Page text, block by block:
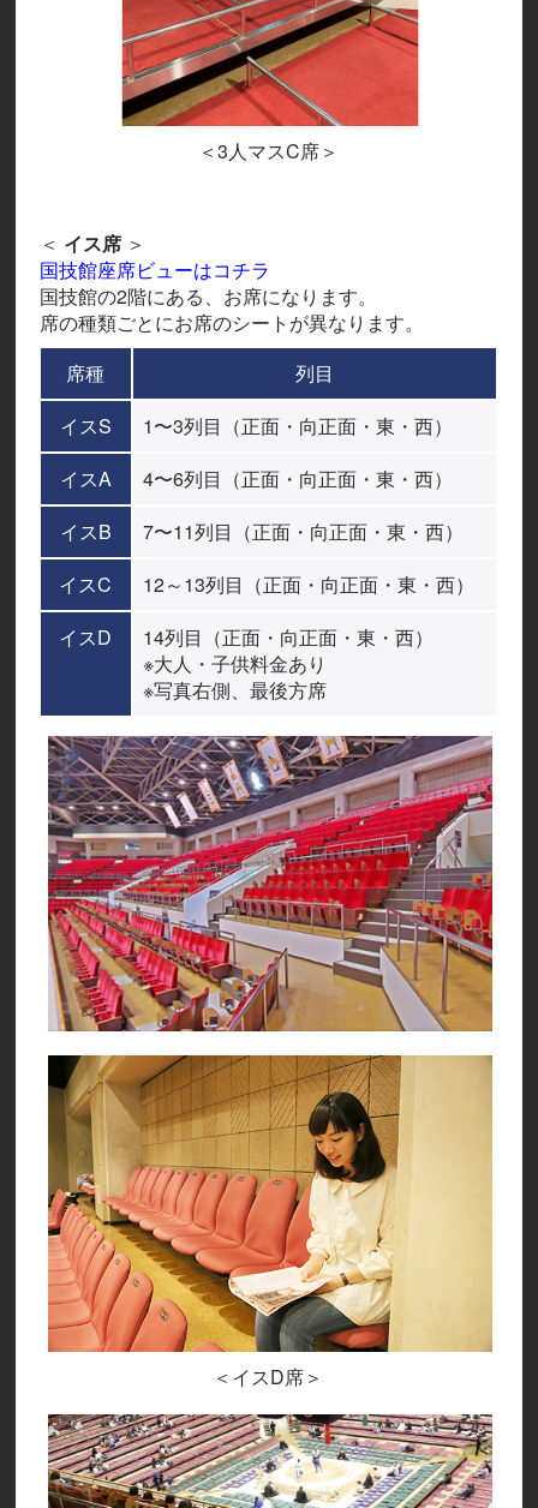
＜3人マスC席＞
＜ イス席 ＞
国技館座席ビューはコチラ
国技館の2階にある、お席になります。
席の種類ごとにお席のシートが異なります。
席種
列目
イスS
1〜3列目（正面・向正面・東・西）
イスA
4〜6列目（正面・向正面・東・西）
イスB
7〜11列目（正面・向正面・東・西）
イスC
12～13列目（正面・向正面・東・西）
イスD
14列目（正面・向正面・東・西）
※大人・子供料金あり
※写真右側、最後方席
＜イスD席＞